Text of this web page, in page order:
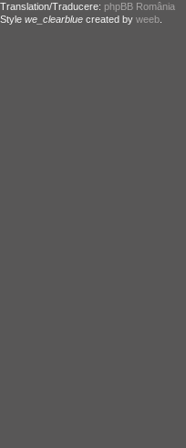
Translation/Traducere: phpBB România
Style we_clearblue created by weeb